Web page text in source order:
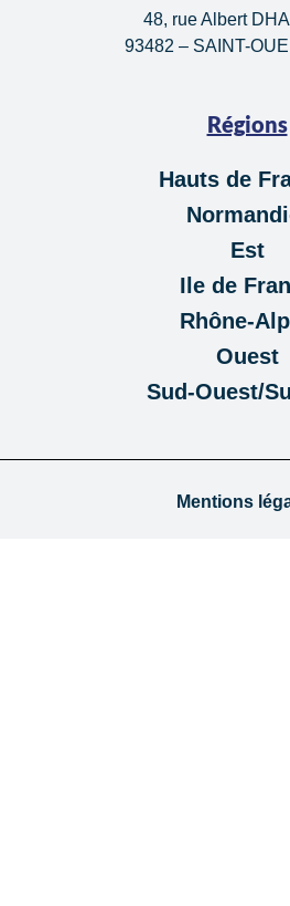
48, rue Albert
93482 – SAINT-
Régions
Hauts de
Est
Ile de
Rhône-
Ouest
Sud-Ouest/
Mentions